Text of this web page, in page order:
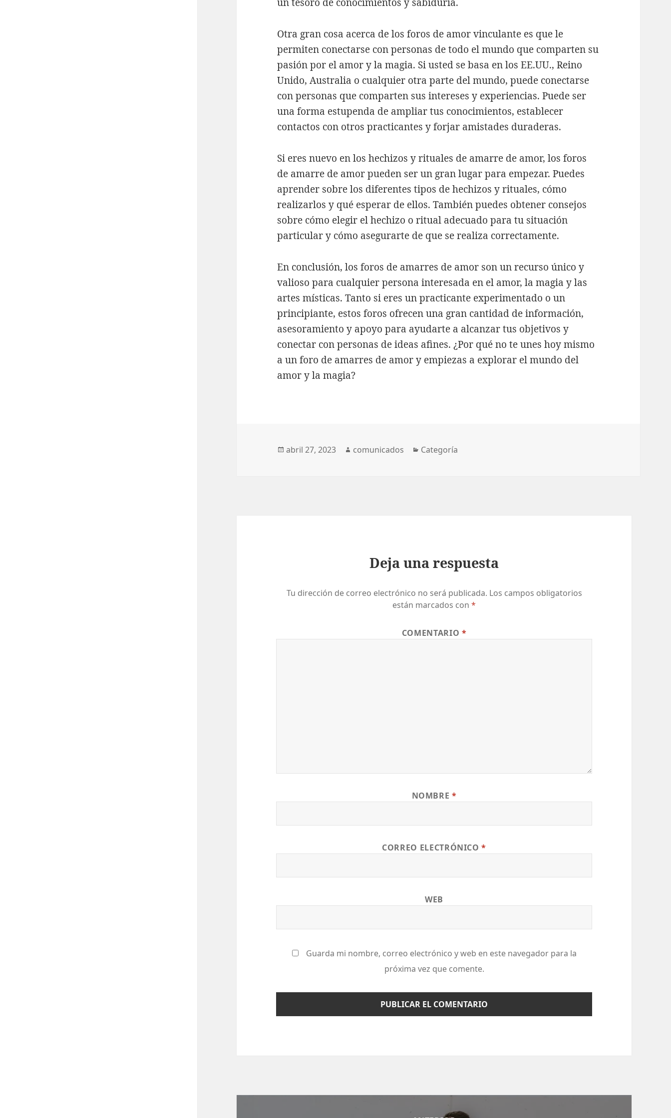
Otra gran cosa acerca de los foros de amor vinculante es que le
permiten conectarse con personas de todo el mundo que comparten su
pasión por el amor y la magia. Si usted se basa en los EE.UU., Reino
Unido, Australia o cualquier otra parte del mundo, puede conectarse
con personas que comparten sus intereses y experiencias. Puede ser
una forma estupenda de ampliar tus conocimientos, establecer
contactos con otros practicantes y forjar amistades duraderas.
Si eres nuevo en los hechizos y rituales de amarre de amor, los foros
de amarre de amor pueden ser un gran lugar para empezar. Puedes
aprender sobre los diferentes tipos de hechizos y rituales, cómo
realizarlos y qué esperar de ellos. También puedes obtener consejos
sobre cómo elegir el hechizo o ritual adecuado para tu situación
particular y cómo asegurarte de que se realiza correctamente.
En conclusión, los foros de amarres de amor son un recurso único y
valioso para cualquier persona interesada en el amor, la magia y las
artes místicas. Tanto si eres un practicante experimentado o un
principiante, estos foros ofrecen una gran cantidad de información,
asesoramiento y apoyo para ayudarte a alcanzar tus objetivos y
conectar con personas de ideas afines. ¿Por qué no te unes hoy mismo
a un foro de amarres de amor y empiezas a explorar el mundo del
amor y la magia?
Publicado
abril 27, 2023 Autor
comunicados Categorías
Categoría
Deja una respuesta
Tu dirección de correo electrónico no será publicada. Los campos obligatorios
están marcados con*
COMENTARIO *
NOMBRE*
CORREO ELECTRÓNICO*
WEB
Guarda mi nombre, correo electrónico y web en este navegador para la
próxima vez que comente.